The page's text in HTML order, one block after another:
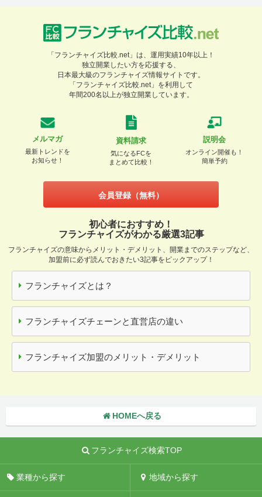
「フランチャイズ比較.net」は、運用実績10年以上！
独立開業したい方を応援する、
日本最大級のフランチャイズ情報サイトです。
「フランチャイズ比較.net」を利用して
年間200名以上が独立開業しています。
メルマガ
最新トレンドを
お知らせ！
資料請求
気になるFCを
まとめて比較！
説明会
オンライン開催も！
簡単予約
会員登録（無料）
初心者におすすめ！
フランチャイズがわかる厳選3記事
フランチャイズの意味からメリット・デメリット、開業までのステップなど、
加盟前に必ず読んでおきたい3記事をピックアップ！
フランチャイズとは？
フランチャイズチェーンと直営店の違い
フランチャイズ加盟のメリット・デメリット
HOMEへ戻る
フランチャイズ検索TOP
業種から探す 地域から探す